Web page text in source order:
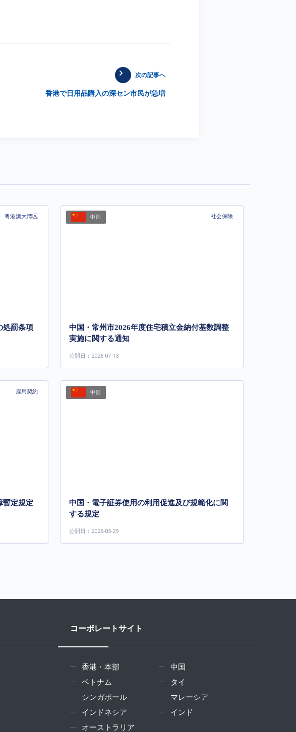
次の記事へ
香港で日用品購入の深セン市民が急増
粤港澳大湾区
処罰条項
中国 社会保険
中国・常州市2026年度住宅積立金納付基数調整
実施に関する通知
公開日：2026-07-13
雇用契約
暫定規定
中国
中国・電子証券使用の利用促進及び規範化に関
する規定
公開日：2026-05-29
コーポレートサイト
香港・本部
中国
ベトナム
タイ
シンガポール
マレーシア
インドネシア
インド
オーストラリア